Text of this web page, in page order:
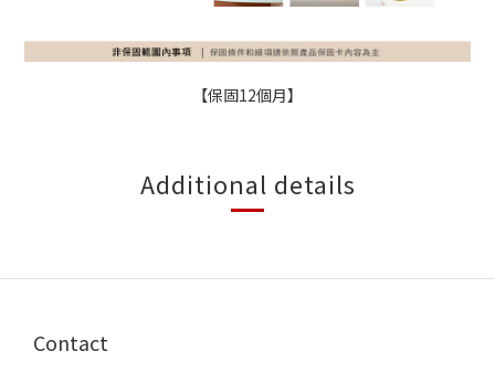
【保固12個月】
Additional details
Contact